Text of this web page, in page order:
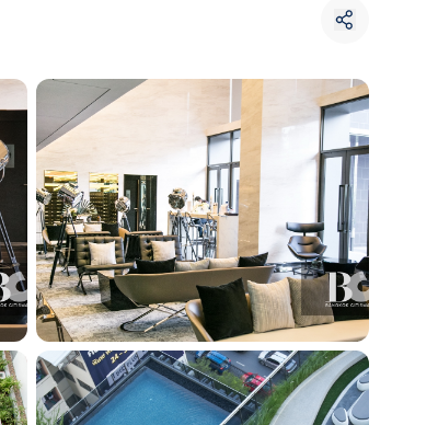
Choose comparative unit
Maximum 3 units
Clear all